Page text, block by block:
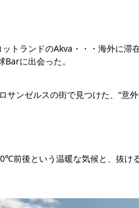
トランドのAkva・・・海外に
に出会った。
ンゼルスの街で見つけた、“意
前後という温暖な気候と、抜け